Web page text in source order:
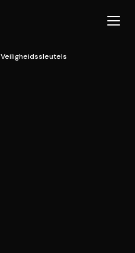
Veiligheidssleutels